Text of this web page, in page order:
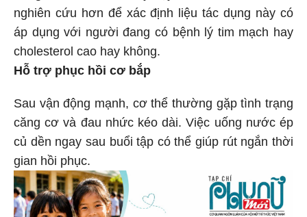
nghiên cứu hơn để xác định liệu tác dụng này có
áp dụng với người đang có bệnh lý tim mạch hay
cholesterol cao hay không.
Hỗ trợ phục hồi cơ bắp
Sau vận động mạnh, cơ thể thường gặp tình trạng
căng cơ và đau nhức kéo dài. Việc uống nước ép
củ dền ngay sau buổi tập có thể giúp rút ngắn thời
gian hồi phục.